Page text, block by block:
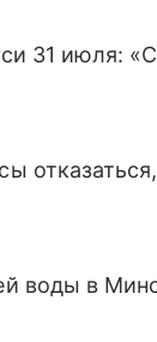
31 июля:
воды в